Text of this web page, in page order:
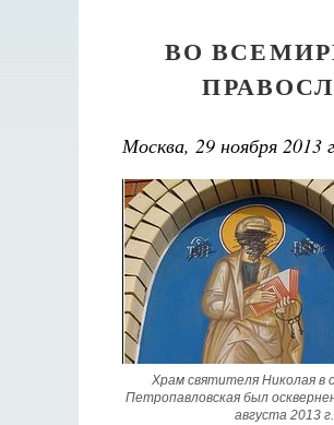
ВО
Москва, 29 ноября 2013
Храм святителя Николая в
Петропавловская был
августа 2013 г.